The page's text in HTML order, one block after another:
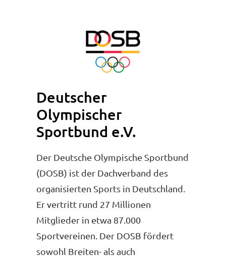
Deutscher
Olympischer
Sportbund e.V.
Der Deutsche Olympische Sportbund
(DOSB) ist der Dachverband des
organisierten Sports in Deutschland.
Er vertritt rund 27 Millionen
Mitglieder in etwa 87.000
Sportvereinen. Der DOSB fördert
sowohl Breiten- als auch